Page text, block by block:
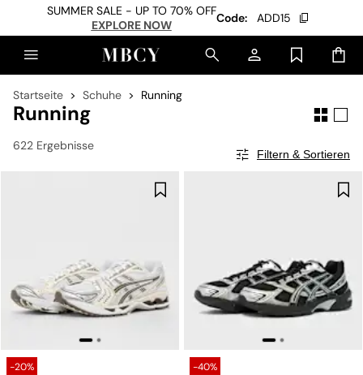
SUMMER SALE - UP TO 70% OFF
EXPLORE NOW
Code: ADD15
Startseite Schuhe Running
Running
622 Ergebnisse
Filtern & Sortieren
-20% -40%